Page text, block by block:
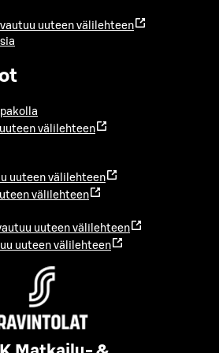
uuteen välilehteen
välilehteen
uuteen välilehteen
välilehteen
uuteen välilehteen
uuteen välilehteen